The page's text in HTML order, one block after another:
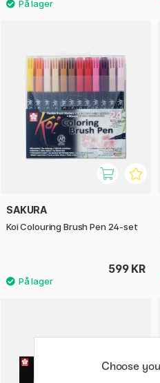
SAKURA
Koi Colouring Brush Pen 24-set
599 KR
Choose